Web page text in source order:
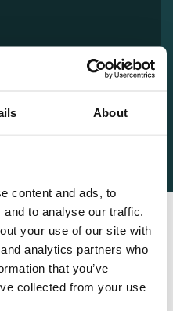
About
content and ads, to
to analyse our traffic.
your use of our site with
analytics partners who
that you’ve
collected from your use
Sie bei The